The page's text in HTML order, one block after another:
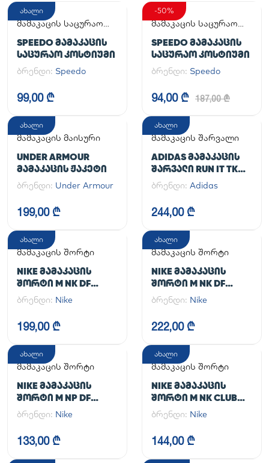
ახალი
მამაკაცის საცურაო
SPEEDO ᲛᲐᲛᲐᲙᲐᲪᲘᲡ
ᲡᲐᲪᲣᲠᲐᲝ ᲙᲝᲡᲢᲘᲣᲛᲘ
ბრენდი: Speedo
99,00 ₾
-50%
მამაკაცის საცურაო
SPEEDO ᲛᲐᲛᲐᲙᲐᲪᲘᲡ
ᲡᲐᲪᲣᲠᲐᲝ ᲙᲝᲡᲢᲘᲣᲛᲘ
ბრენდი: Speedo
94,00 ₾ 187,00 ₾
ახალი
მამაკაცის მაისური
UNDER ARMOUR
ᲛᲐᲛᲐᲙᲐᲪᲘᲡ ᲟᲐᲙᲔᲢᲘ
ბრენდი: Under Armour
199,00 ₾
ახალი
მამაკაცის შარვალი
ADIDAS ᲛᲐᲛᲐᲙᲐᲪᲘᲡ
ᲨᲐᲠᲕᲐᲚᲘ RUN IT TKO
PANT
ბრენდი: Adidas
244,00 ₾
ახალი
მამაკაცის შორტი
NIKE ᲛᲐᲛᲐᲙᲐᲪᲘᲡ
ᲨᲝᲠᲢᲘ M NK DF
UNLIMITED WVN 7IN
ბრენდი: Nike
199,00 ₾
ახალი
მამაკაცის შორტი
NIKE ᲛᲐᲛᲐᲙᲐᲪᲘᲡ
ᲨᲝᲠᲢᲘ M NK DF
UNLIMITED WVN 7IN
2IN1
ბრენდი: Nike
222,00 ₾
ახალი
მამაკაცის შორტი
NIKE ᲛᲐᲛᲐᲙᲐᲪᲘᲡ
ᲨᲝᲠᲢᲘ M NP DF
LONG SHORT
ბრენდი: Nike
133,00 ₾
ახალი
მამაკაცის შორტი
NIKE ᲛᲐᲛᲐᲙᲐᲪᲘᲡ
ᲨᲝᲠᲢᲘ M NK CLUB
FLOW SHORT
ბრენდი: Nike
144,00 ₾